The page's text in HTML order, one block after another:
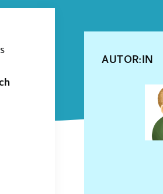
AUTOR:IN